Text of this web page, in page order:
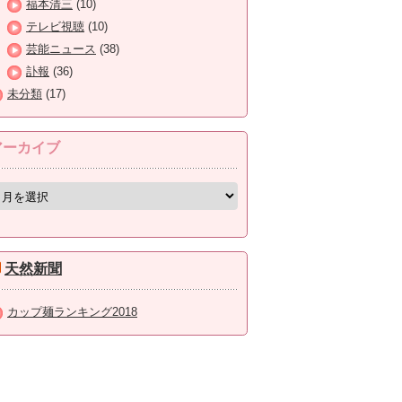
福本清三 (10)
テレビ視聴 (10)
芸能ニュース (38)
訃報 (36)
未分類 (17)
ーカイブ
天然新聞
カップ麺ランキング2018